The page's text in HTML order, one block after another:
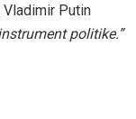
Vladimir Putin
politike.”